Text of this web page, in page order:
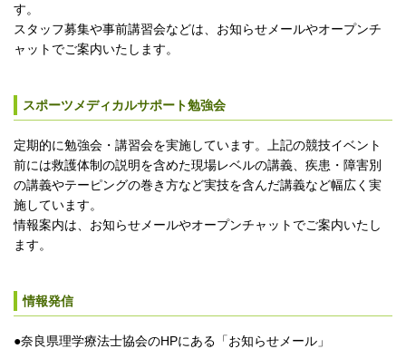
す。
スタッフ募集や事前講習会などは、お知らせメールやオープンチ
ャットでご案内いたします。
スポーツメディカルサポート勉強会
定期的に勉強会・講習会を実施しています。上記の競技イベント
前には救護体制の説明を含めた現場レベルの講義、疾患・障害別
の講義やテーピングの巻き方など実技を含んだ講義など幅広く実
施しています。
情報案内は、お知らせメールやオープンチャットでご案内いたし
ます。
情報発信
●奈良県理学療法士協会のHPにある「お知らせメール」